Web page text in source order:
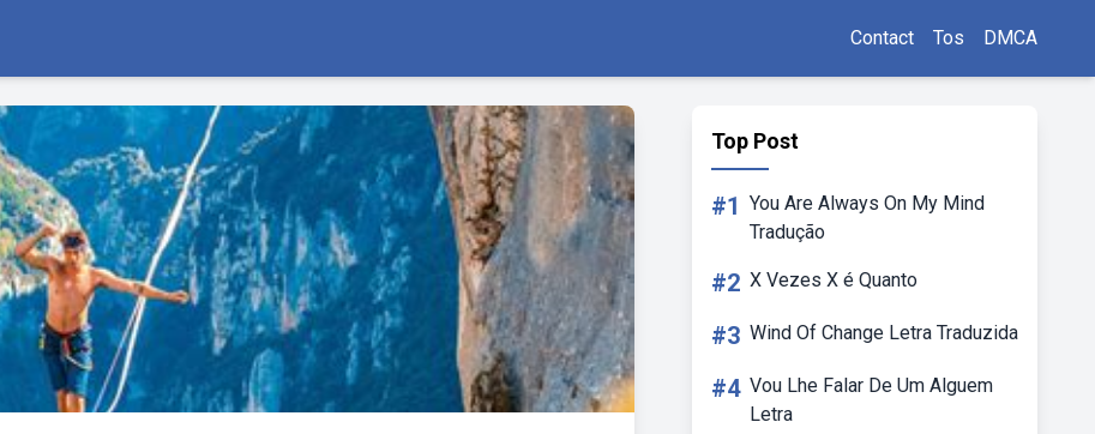
Contact Tos DMCA
Top Post
#1 You Are Always On My Mind
Tradução
#2 X Vezes X é Quanto
#3 Wind Of Change Letra Traduzida
#4 Vou Lhe Falar De Um Alguem
Letra